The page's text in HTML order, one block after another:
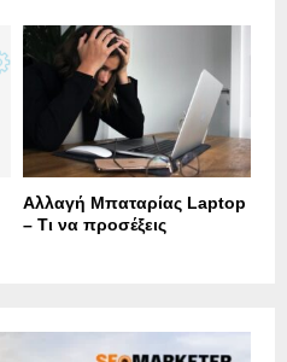
Αλλαγή Μπαταρίας Laptop
– Τι να προσέξεις